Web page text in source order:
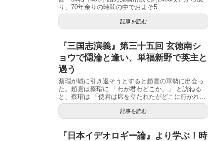
り、70年余りの時間の中でおよそ5...
記事を読む
『三国志演義』第三十五回 玄徳南シ
ョウで隠淪と逢い、単福新野で英主と
遇う
蔡瑁が城に引き返そうとすると趙雲の軍勢に出会っ
た。趙雲は蔡瑁に 「わが君わどこか。」 と訪ねる
と、蔡瑁は 「使君は席を立たれたがどこに行かれ...
記事を読む
『日本イデオロギー論』より学ぶ！時